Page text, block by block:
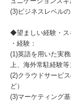
(3)ビジネスレベル
◆望ましい経験・ス
・経験：
(1)英語を用いた実
上、海外常駐経験等
(2)クラウドサービ
ど）
(3)マーケティング